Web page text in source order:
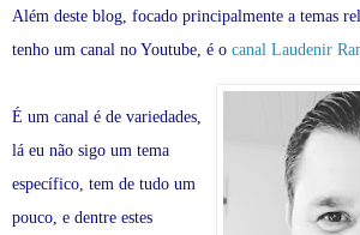
Além deste blog, focado principalmente a temas
tenho um canal no Youtube, é o canal Laudenir
É um canal é de variedades,
lá eu não sigo um tema
específico, tem de tudo um
pouco, e dentre estes